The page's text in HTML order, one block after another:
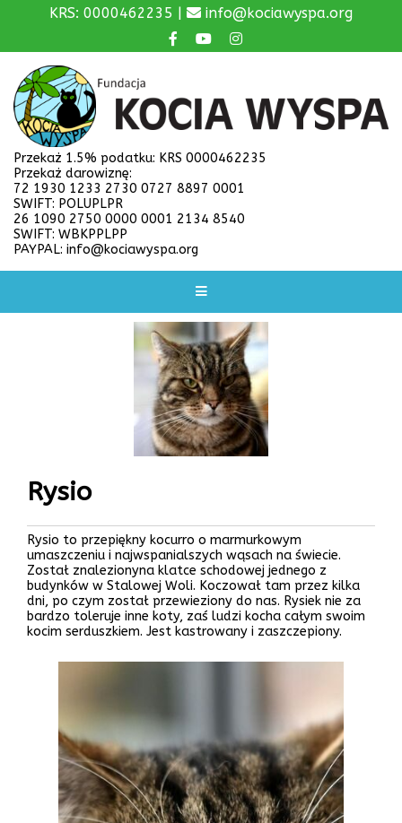
KRS: 0000462235 | info@kociawyspa.org
Przekaż 1.5% podatku: KRS 0000462235
Przekaż darowiznę:
72 1930 1233 2730 0727 8897 0001
SWIFT: POLUPLPR
26 1090 2750 0000 0001 2134 8540
SWIFT: WBKPPLPP
PAYPAL: info@kociawyspa.org
Rysio
Rysio to przepiękny kocurro o marmurkowym
umaszczeniu i najwspanialszych wąsach na świecie.
Został znalezionyna klatce schodowej jednego z
budynków w Stalowej Woli. Koczował tam przez kilka
dni, po czym został przewieziony do nas. Rysiek nie za
bardzo toleruje inne koty, zaś ludzi kocha całym swoim
kocim serduszkiem. Jest kastrowany i zaszczepiony.